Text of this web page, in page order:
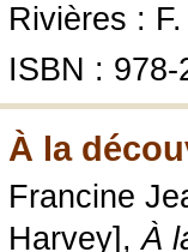
Rivières :
ISBN : 978-
À la
Francine
Harvey],À